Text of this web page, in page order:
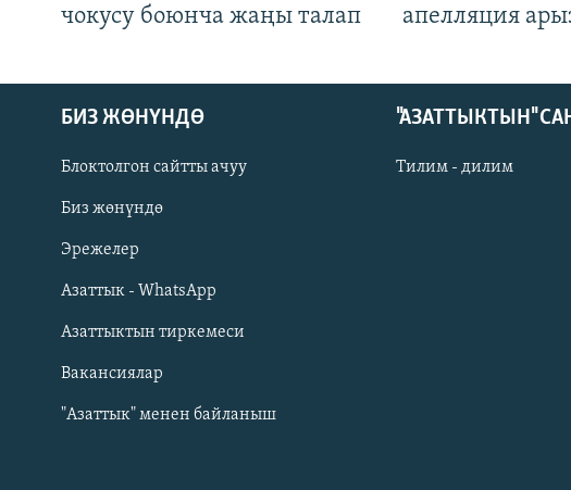
Русский
ОНЛАЙН ШЕРИНЕ
чокусу боюнча жаңы талап
апелляция
БИЗ ЖӨНҮНДӨ
Блоктолгон сайтты ачуу
Биз жөнүндө
Эрежелер
Азаттык - WhatsApp
Азаттыктын тиркемеси
Вакансиялар
"Азаттык" менен байланыш
"АЗАТТЫКТЫН"
Тилим - дилим